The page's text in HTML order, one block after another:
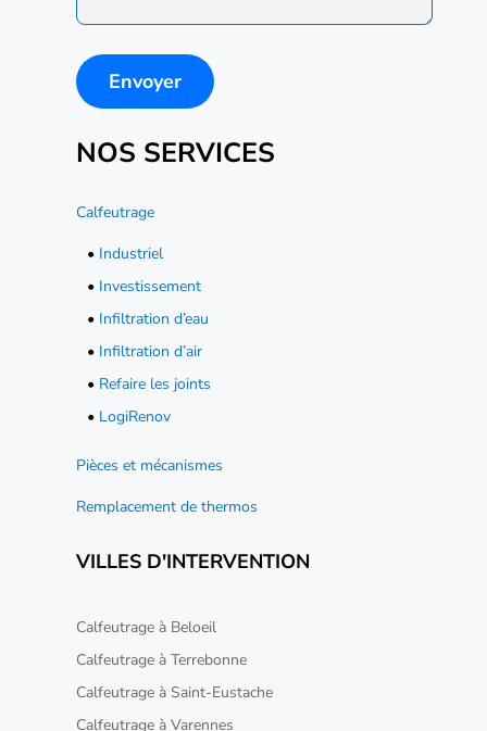
NOS SERVICES
Calfeutrage
• Industriel
• Investissement
• Infiltration d’eau
• Infiltration d’air
• Refaire les joints
• LogiRenov
Pièces et mécanismes
Remplacement de thermos
VILLES D'INTERVENTION
Calfeutrage à Beloeil
Calfeutrage à Terrebonne
Calfeutrage à Saint-Eustache
Calfeutrage à Varennes